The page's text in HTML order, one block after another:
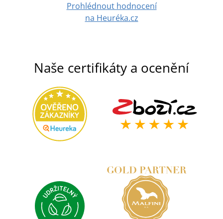
Prohlédnout hodnocení
na Heuréka.cz
Naše certifikáty a ocenění